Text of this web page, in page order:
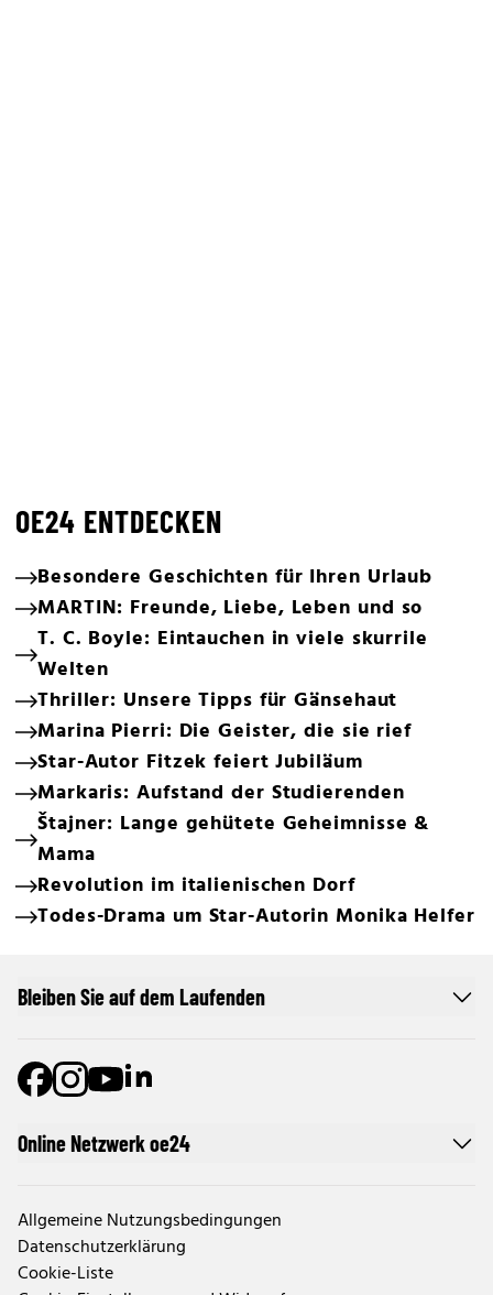
OE24 ENTDECKEN
Besondere Geschichten für Ihren Urlaub
MARTIN: Freunde, Liebe, Leben und so
T. C. Boyle: Eintauchen in viele skurrile
Welten
Thriller: Unsere Tipps für Gänsehaut
Marina Pierri: Die Geister, die sie rief
Star-Autor Fitzek feiert Jubiläum
Markaris: Aufstand der Studierenden
Štajner: Lange gehütete Geheimnisse &
Mama
Revolution im italienischen Dorf
Todes-Drama um Star-Autorin Monika Helfer
Online Netzwerk oe24
Allgemeine Nutzungsbedingungen
Datenschutzerklärung
Cookie-Liste
Bleiben Sie auf dem Laufenden